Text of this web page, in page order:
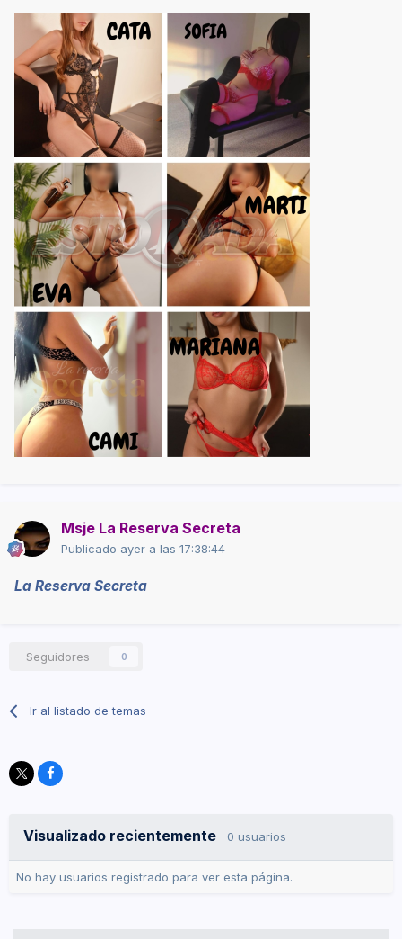
Msje La Reserva Secreta
Publicado ayer a las 17:38:44
La Reserva Secreta
Seguidores 0
Ir al listado de temas
Visualizado recientemente 0 usuarios
No hay usuarios registrado para ver esta página.